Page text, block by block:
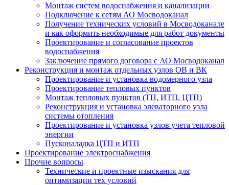
Монтаж систем водоснабжения и канализации
Подключение к сетям АО Мосводоканал
Получение технических условий в Мосводоканале
и как оформить необходимые для работ документы
Проектирование и согласование проектов
водоснабжения
Заключение прямого договора с АО Мосводоканал
Реконструкция и монтаж отдельных узлов ОВ и ВК
Проектирование и установка водомерного узла
Проектирование тепловых пунктов
Монтаж тепловых пунктов (ТП, ИТП, ЦТП)
Реконструкция и установка элеваторного узла
системы отопления
Проектирование и установка узлов учета тепловой
энергии
Пусконаладка ЦТП и ИТП
Проектирование электроснабжения
Прочие вопросы
Технические и проектные изыскания для
оптимизации тех условий